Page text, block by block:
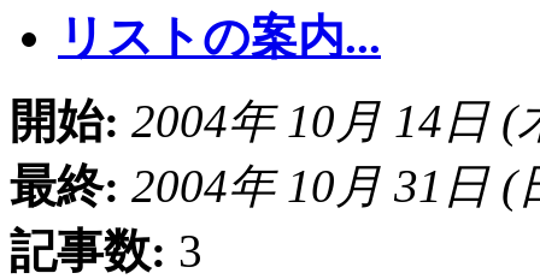
リストの案内...
開始: 2004年 10月 14日 (
最終: 2004年 10月 31日 (
記事数: 3